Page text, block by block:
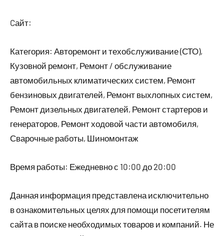
Cайт:
Категория: Авторемонт и техобслуживание (СТО),
Кузовной ремонт, Ремонт / обслуживание
автомобильных климатических систем, Ремонт
бензиновых двигателей, Ремонт выхлопных систем,
Ремонт дизельных двигателей, Ремонт стартеров и
генераторов, Ремонт ходовой части автомобиля,
Сварочные работы, Шиномонтаж
Время работы: Ежедневно с 10:00 до 20:00
Данная информация представлена исключительно
в ознакомительных целях для помощи посетителям
сайта в поиске необходимых товаров и компаний. Не